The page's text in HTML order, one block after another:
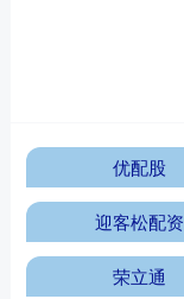
优配股
迎客松配资
荣立通